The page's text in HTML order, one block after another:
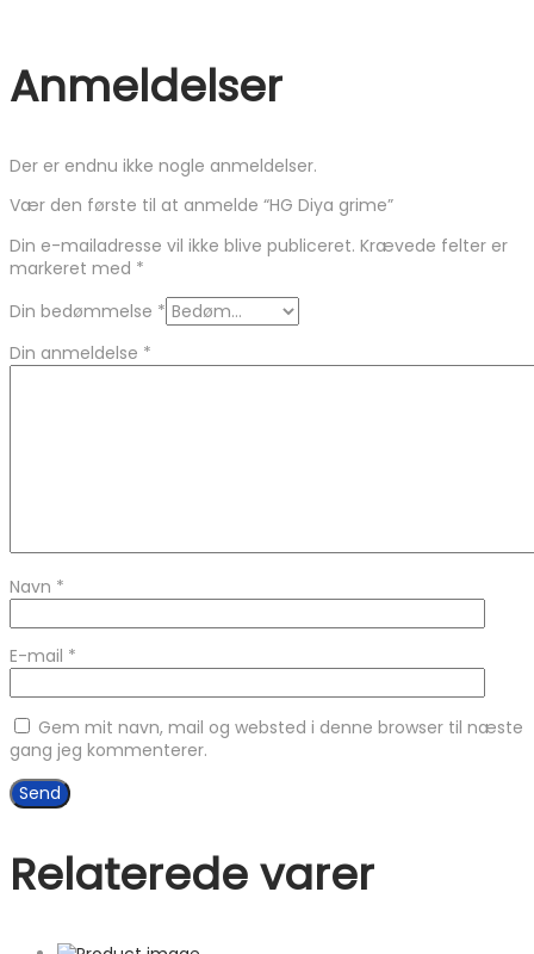
Anmeldelser
Der er endnu ikke nogle anmeldelser.
Vær den første til at anmelde “HG Diya grime”
Din e-mailadresse vil ikke blive publiceret. Krævede felter er
markeret med *
Din bedømmelse *
Din anmeldelse *
Navn *
E-mail *
Gem mit navn, mail og websted i denne browser til næste
gang jeg kommenterer.
Relaterede varer